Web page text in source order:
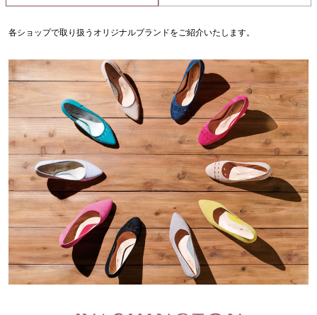
各ショップで取り扱うオリジナルブランドをご紹介いたします。